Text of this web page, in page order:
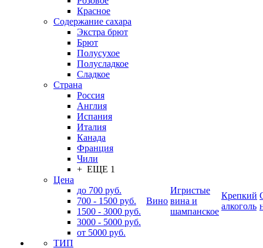
Красное
Содержание сахара
Экстра брют
Брют
Полусухое
Полусладкое
Сладкое
Страна
Россия
Англия
Испания
Италия
Канада
Франция
Чили
+ ЕЩЕ 1
Цена
до 700 руб.
700 - 1500 руб.
1500 - 3000 руб.
3000 - 5000 руб.
от 5000 руб.
ТИП
Вино
Игристые
вина и
шампанское
Крепкий
алкоголь